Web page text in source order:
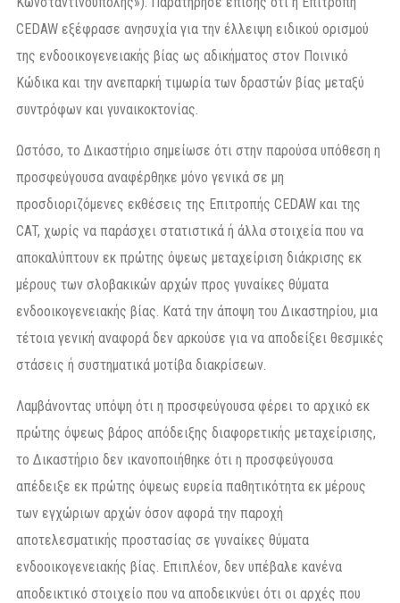
CEDAW εξέφρασε ανησυχία για την έλλειψη ειδικού ορισμού
της ενδοοικογενειακής βίας ως αδικήματος στον Ποινικό
Κώδικα και την ανεπαρκή τιμωρία των δραστών βίας μεταξύ
συντρόφων και γυναικοκτονίας.
Ωστόσο, το Δικαστήριο σημείωσε ότι στην παρούσα υπόθεση η
προσφεύγουσα αναφέρθηκε μόνο γενικά σε μη
προσδιοριζόμενες εκθέσεις της Επιτροπής CEDAW και της
CAT, χωρίς να παράσχει στατιστικά ή άλλα στοιχεία που να
αποκαλύπτουν εκ πρώτης όψεως μεταχείριση διάκρισης εκ
μέρους των σλοβακικών αρχών προς γυναίκες θύματα
ενδοοικογενειακής βίας. Κατά την άποψη του Δικαστηρίου, μια
τέτοια γενική αναφορά δεν αρκούσε για να αποδείξει θεσμικές
στάσεις ή συστηματικά μοτίβα διακρίσεων.
Λαμβάνοντας υπόψη ότι η προσφεύγουσα φέρει το αρχικό εκ
πρώτης όψεως βάρος απόδειξης διαφορετικής μεταχείρισης,
το Δικαστήριο δεν ικανοποιήθηκε ότι η προσφεύγουσα
απέδειξε εκ πρώτης όψεως ευρεία παθητικότητα εκ μέρους
των εγχώριων αρχών όσον αφορά την παροχή
αποτελεσματικής προστασίας σε γυναίκες θύματα
ενδοοικογενειακής βίας. Επιπλέον, δεν υπέβαλε κανένα
αποδεικτικό στοιχείο που να αποδεικνύει ότι οι αρχές που